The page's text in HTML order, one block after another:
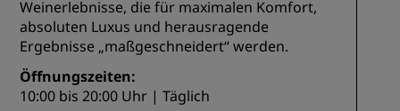
Weinerlebnisse, die für maximalen Komfort,
absoluten Luxus und herausragende
Ergebnisse „maßgeschneidert“ werden.
Öffnungszeiten:
10:00 bis 20:00 Uhr | Täglich